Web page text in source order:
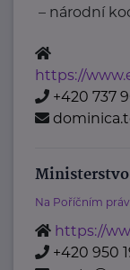
– národní
https://
+420 737
Ministerstvo
Na Poříčním
https://
+420 950